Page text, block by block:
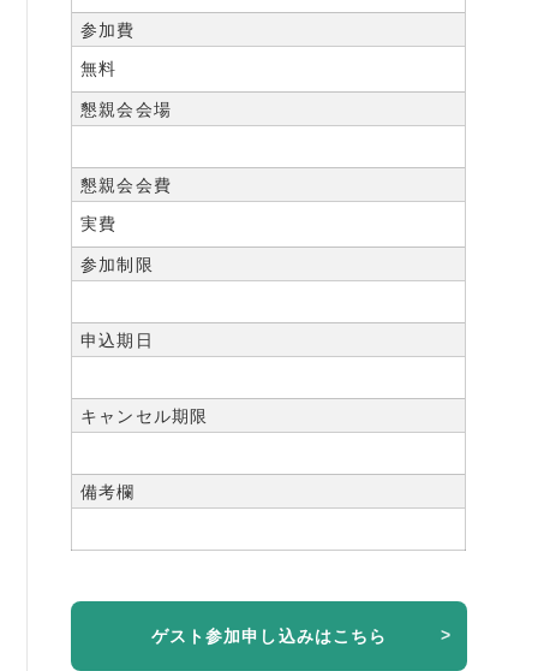
参加費
無料
懇親会会場
懇親会会費
実費
参加制限
申込期日
キャンセル期限
備考欄
ゲスト参加申し込みはこちら